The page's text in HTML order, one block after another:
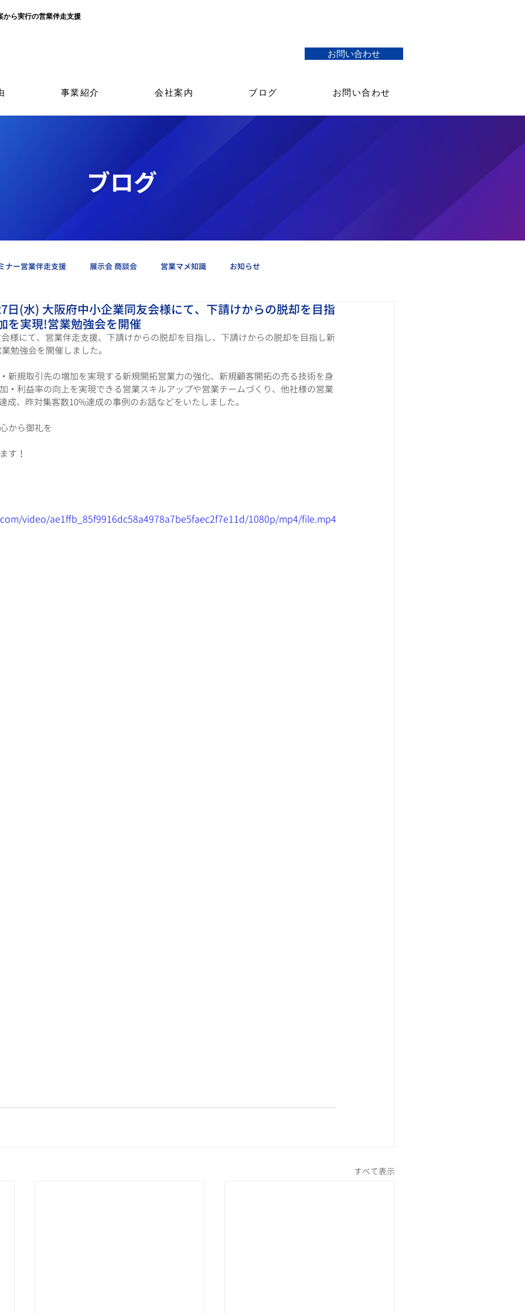
から実行の営業伴走支援
お問い合わせ
事業紹介 会社案内 ブログ お問い合わせ
​ブログ
ナー営業伴走支援 展示会 商談会 営業マメ知識 お知らせ
日(水) 大阪府中小企業同友会様にて、下請けからの脱却を目指
を実現!営業勉強会を開催
様にて、営業伴走支援、下請けからの脱却を目指し、下請けからの脱却を目指し新
勉強会を開催しました。
新規取引先の増加を実現する新規開拓営業力の強化、新規顧客開拓の売る技術を身
・利益率の向上を実現できる営業スキルアップや営業チームづくり、他社様の営業
成、昨対集客数10%達成の事例のお話などをいたしました。
から御礼を
す！
video/ae1ffb_85f9916dc58a4978a7be5faec2f7e11d/1080p/mp4/file.mp4
すべて表示